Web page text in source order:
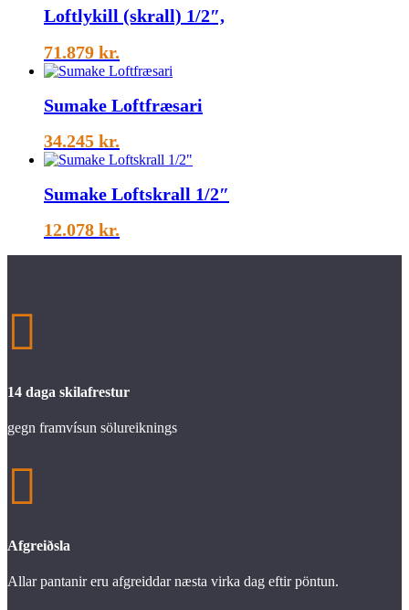
Loftlykill (skrall) 1/2″,
71.879 kr.
Sumake Loftfræsari
34.245 kr.
Sumake Loftskrall 1/2″
12.078 kr.

14 daga skilafrestur
gegn framvísun sölureiknings

Afgreiðsla
Allar pantanir eru afgreiddar næsta virka dag eftir pöntun.